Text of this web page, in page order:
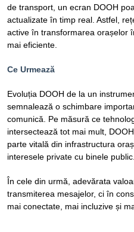
de transport, un ecran DOOH
actualizate în timp real. Astfel,
active în transformarea orașelor
mai eficiente.
Ce Urmează
Evoluția DOOH de la un
semnalează o schimbare
comunică. Pe măsură ce
intersectează tot mai mult,
parte vitală din infrastructura
interesele private cu binele public.
În cele din urmă, adevărata
transmiterea mesajelor, ci în
mai conectate, mai incluzive și